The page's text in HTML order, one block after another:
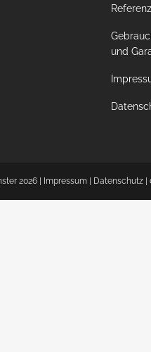
und
2026 | Impressum| Datenschutz|